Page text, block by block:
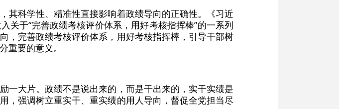
其科学性、精准性直接影响着政绩导向的正确性。《习近
关于“完善政绩考核评价体系，用好考核指挥棒”的一系列
，完善政绩考核评价体系，用好考核指挥棒，引导干部树
重要的意义。
一大片。政绩不是说出来的，而是干出来的，实干实绩是
，强调树立重实干、重实绩的用人导向，督促全党担当尽